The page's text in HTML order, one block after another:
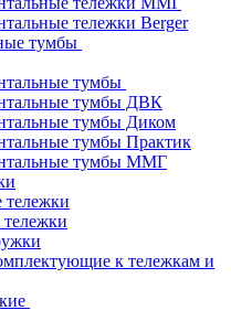
тележки Berger
тумбы
тумбы
тумбы ДВК
тумбы Диком
тумбы Практик
тумбы ММГ
тележки
к тележкам и